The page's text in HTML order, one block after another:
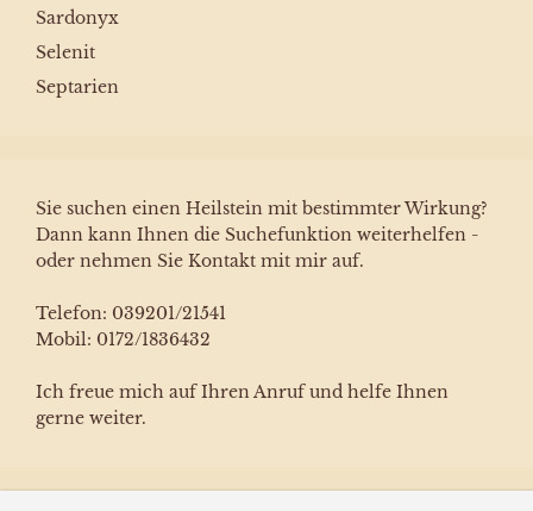
Sardonyx
Selenit
Septarien
Sie suchen einen Heilstein mit bestimmter Wirkung?
Dann kann Ihnen die Suchefunktion weiterhelfen -
oder nehmen Sie Kontakt mit mir auf.
Telefon: 039201/21541
Mobil: 0172/1836432
Ich freue mich auf Ihren Anruf und helfe Ihnen
gerne weiter.